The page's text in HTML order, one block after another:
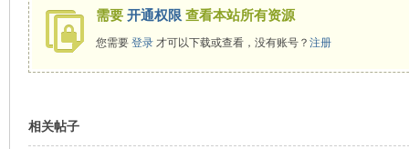
需要 开通权限 查看本站所有资源
您需要 登录才可以下载或查看，没有账号？ 注册
相关帖子